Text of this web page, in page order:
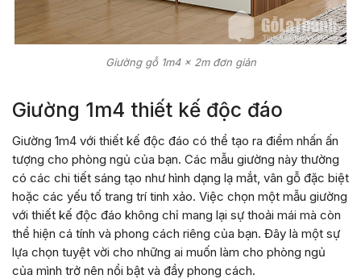
Giường gỗ 1m4 x 2m đơn giản
Giường 1m4 thiết kế độc đáo
Giường 1m4 với thiết kế độc đáo có thể tạo ra điểm nhấn ấn
tượng cho phòng ngủ của bạn. Các mẫu giường này thường
có các chi tiết sáng tạo như hình dạng lạ mắt, vân gỗ đặc biệt
hoặc các yếu tố trang trí tinh xảo. Việc chọn một mẫu giường
với thiết kế độc đáo không chỉ mang lại sự thoải mái mà còn
thể hiện cá tính và phong cách riêng của bạn. Đây là một sự
lựa chọn tuyệt vời cho những ai muốn làm cho phòng ngủ
của mình trở nên nổi bật và đầy phong cách.